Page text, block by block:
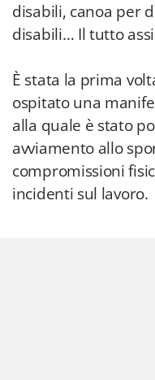
disabili, canoa per
disabili… Il tutto
È stata la prima
ospitato una
alla quale è stato
avviamento allo
compromissioni
incidenti sul lavoro.